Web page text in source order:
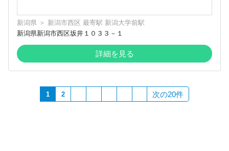
新潟県 ＞ 新潟市西区 最寄駅 新潟大学前駅
新潟県新潟市西区坂井１０３３－１
詳細を見る
1 2 次の20件